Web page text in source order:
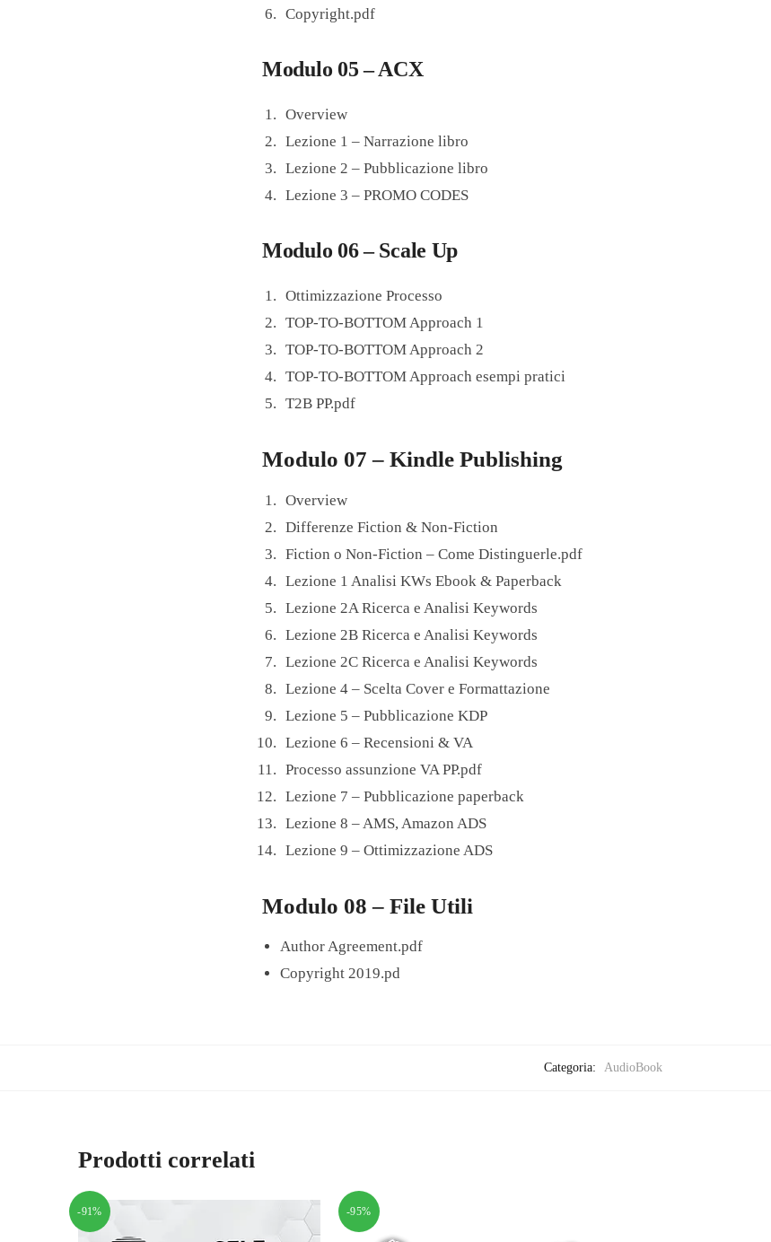
Copyright.pdf
Modulo 05 – ACX
Overview
Lezione 1 – Narrazione libro
Lezione 2 – Pubblicazione libro
Lezione 3 – PROMO CODES
Modulo 06 – Scale Up
Ottimizzazione Processo
TOP-TO-BOTTOM Approach 1
TOP-TO-BOTTOM Approach 2
TOP-TO-BOTTOM Approach esempi pratici
T2B PP.pdf
Modulo 07 – Kindle Publishing
Overview
Differenze Fiction & Non-Fiction
Fiction o Non-Fiction – Come Distinguerle.pdf
Lezione 1 Analisi KWs Ebook & Paperback
Lezione 2A Ricerca e Analisi Keywords
Lezione 2B Ricerca e Analisi Keywords
Lezione 2C Ricerca e Analisi Keywords
Lezione 4 – Scelta Cover e Formattazione
Lezione 5 – Pubblicazione KDP
Lezione 6 – Recensioni & VA
Processo assunzione VA PP.pdf
Lezione 7 – Pubblicazione paperback
Lezione 8 – AMS, Amazon ADS
Lezione 9 – Ottimizzazione ADS
Modulo 08 – File Utili
Author Agreement.pdf
Copyright 2019.pd
Categoria: AudioBook
Prodotti correlati
-91% -95%